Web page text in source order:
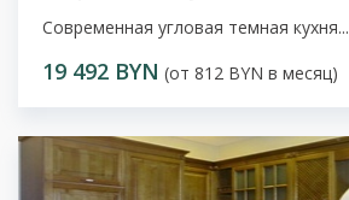
Современная угловая темная кухня...
19 492 BYN (от 812 BYN в месяц)